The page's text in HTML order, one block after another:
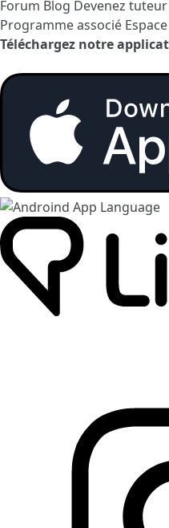
Forum Blog Devenez tuteur
Programme associé
Téléchargez notre